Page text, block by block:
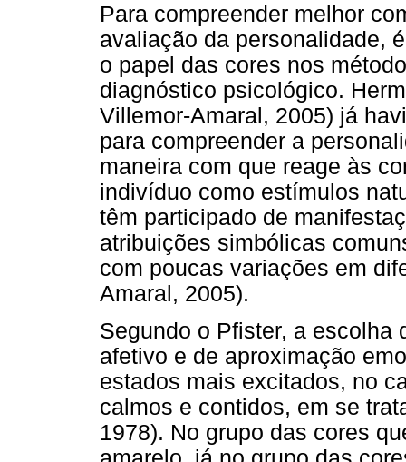
Para compreender melhor
avaliação da personalidade,
o papel das cores nos
diagnóstico psicológico.
Villemor-Amaral, 2005) já
para compreender a
maneira com que reage às
indivíduo como estímulos
têm participado de
atribuições simbólicas
com poucas variações em
Amaral, 2005).
Segundo o Pfister, a escolha
afetivo e de aproximação
estados mais excitados, no
calmos e contidos, em se
1978). No grupo das cores